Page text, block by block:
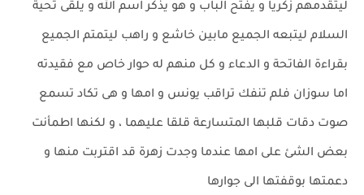
ليتقدمهم زكريا و يفتح الباب و هو يذكر اسم الله و يلقى تحية
السلام ليتبعه الجميع مابين خاشع و راهب ليتمتم الجميع
بقراءة الفاتحة و الدعاء و كل منهم له حوار خاص مع فقيدته
اما سوزان فلم تنفك تراقب يونس و امها و هى تكاد تسمع
صوت دقات قلبها المتسارعة قلقا عليهما ، و لكنها اطمأنت
بعض الشئ على امها عندما وجدت زهرة قد اقتربت منها و
دعمتها بوقفتها الى جوارها